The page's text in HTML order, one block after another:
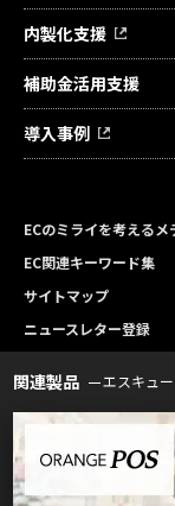
内製化支援
補助金活用支援
導入事例
ECのミライを考えるメ
EC関連キーワード集
サイトマップ
ニュースレター登録
関連製品 エスキュ